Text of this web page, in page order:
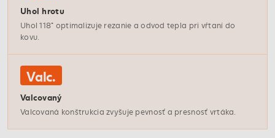
Uhol hrotu
Uhol 118° optimalizuje rezanie a odvod tepla pri vŕtaní do
kovu.
Valc.
Valcovaný
Valcovaná konštrukcia zvyšuje pevnosť a presnosť vrtáka.